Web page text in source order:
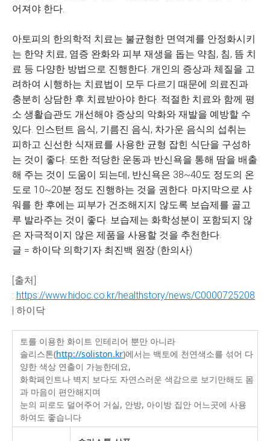
어져야 한다.
아토피의 한의학적 치료는 불균형한 면역계를 안정화시키
는 한약 치료, 염증 완화와 피부 재생을 돕는 약침, 침, 뜸 치
료 등 다양한 방법으로 진행한다. 개인의 증상과 체질을 고
려하여 시행하는 치료법이 모두 다르기 때문에 의료진과
충분히 상담한 후 치료받아야 한다. 적절한 치료와 함께 평
소 생활습관도 개선해야 증상의 악화와 재발을 예방할 수
있다. 인스턴트 음식, 기름진 음식, 차가운 음식의 섭취는
피하고 신선한 식재료를 사용한 균형 잡힌 식단을 구성하
는 것이 좋다. 또한 적당한 운동과 반신욕을 통해 땀을 배출
해 주는 것이 도움이 되는데, 반신욕은 38~40도 정도의 온
도로 10~20분 정도 진행하는 것을 권한다. 마지막으로 샤
워를 한 후에는 피부가 건조해지지 않도록 보습제를 골고
루 발라주는 것이 좋다. 보습제는 화학성분이 포함되지 않
은 자극적이지 않은 제품을 사용할 것을 추천한다.
글 = 하이닥 의학기자 최진백 원장 (한의사)
[출처]
: https://www.hidoc.co.kr/healthstory/news/C0000725208
| 하이닥
토를 이용한 화이트 인테리어 뿐만 아니라
솔리스톤(http://soliston.kr)에서는 백토에 천연색소를 섞어 다
양한 색상 연출이 가능한데요,
화학페인트나 벽지 보다도 자연스러운 색감으로 보기만해도 몸
과 마음이 편안해지며
눈의 피로도 덜어주어 거실, 안방, 아이방 집안 어느곳에 사용
하여도 좋습니다